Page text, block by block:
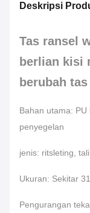
Deskripsi
Tas ransel
berlian kisi
berubah tas
Bahan utama: PU
penyegelan
jenis: ritsleting,
Ukuran: Sekitar
Pengurangan